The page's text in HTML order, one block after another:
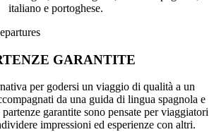
italiano e portoghese.
GARANTITE
per godersi un viaggio di qualità a un
da una guida di lingua spagnola e
garantite sono pensate per viaggiatori
impressioni ed esperienze con altri.